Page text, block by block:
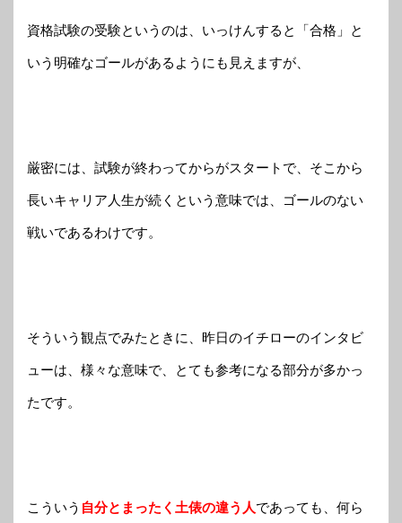
資格試験の受験というのは、いっけんすると「合格」と
いう明確なゴールがあるようにも見えますが、
厳密には、試験が終わってからがスタートで、そこから
長いキャリア人生が続くという意味では、ゴールのない
戦いであるわけです。
そういう観点でみたときに、昨日のイチローのインタビ
ューは、様々な意味で、とても参考になる部分が多かっ
たです。
こういう 自分とまったく土俵の違う人であっても、何ら